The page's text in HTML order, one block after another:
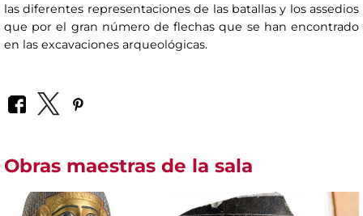
las diferentes representaciones de las batallas y los assedios
que por el gran número de flechas que se han encontrado
en las excavaciones arqueológicas.
Obras maestras de la sala